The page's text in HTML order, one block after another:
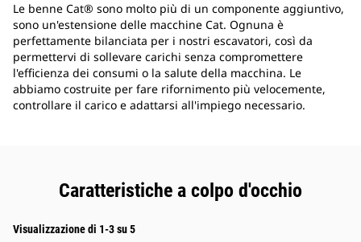
Le benne Cat® sono molto più di un componente aggiuntivo,
sono un'estensione delle macchine Cat. Ognuna è
perfettamente bilanciata per i nostri escavatori, così da
permettervi di sollevare carichi senza compromettere
l'efficienza dei consumi o la salute della macchina. Le
abbiamo costruite per fare rifornimento più velocemente,
controllare il carico e adattarsi all'impiego necessario.
Caratteristiche a colpo d'occhio
Visualizzazione di 1-3 su 5